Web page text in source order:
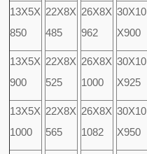
13X5X
850
22X8X
485
26X8X
962
30X10
X900
13X5X
900
22X8X
525
26X8X
1000
30X10
X925
13X5X
1000
22X8X
565
26X8X
1082
30X10
X950